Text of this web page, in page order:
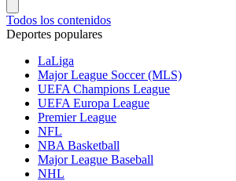
Todos los contenidos
Deportes populares
LaLiga
Major League Soccer (MLS)
UEFA Champions League
UEFA Europa League
Premier League
NFL
NBA Basketball
Major League Baseball
NHL